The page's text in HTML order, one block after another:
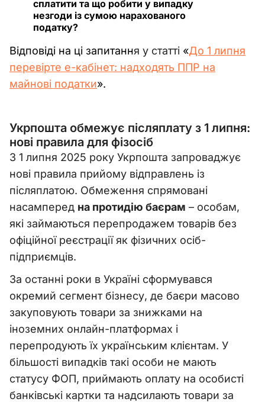
сплатити та що робити у випадку
незгоди із сумою нарахованого
податку?
Відповіді на ці запитання у статті «До 1 липня
перевірте е-кабінет: надходять ППР на
майнові податки».
Укрпошта обмежує післяплату з 1 липня:
нові правила для фізосіб
З 1 липня 2025 року Укрпошта запроваджує
нові правила прийому відправлень із
післяплатою. Обмеження спрямовані
насамперед на протидію баєрам – особам,
які займаються перепродажем товарів без
офіційної реєстрації як фізичних осіб-
підприємців.
За останні роки в Україні сформувався
окремий сегмент бізнесу, де баєри масово
закуповують товари за знижками на
іноземних онлайн-платформах і
перепродують їх українським клієнтам. У
більшості випадків такі особи не мають
статусу ФОП, приймають оплату на особисті
банківські картки та надсилають товари за